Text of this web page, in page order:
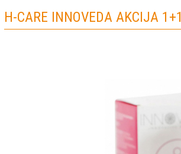
H-CARE INNOVEDA AKCIJA 1+1